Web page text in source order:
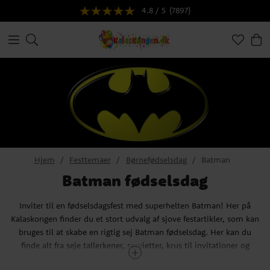
4.8 / 5 (7897)
Hjem Festtemaer Børnefødselsdag Batman
Batman fødselsdag
Inviter til en fødselsdagsfest med superhelten Batman! Her på
Kalaskongen finder du et stort udvalg af sjove festartikler, som kan
bruges til at skabe en rigtig sej Batman fødselsdag. Her kan du
finde alt fra seje tallerkener, servietter, krus til invitationer og
stilfuldt festtilbehør – selvfølgelig med seje Batman-motiver. Er der